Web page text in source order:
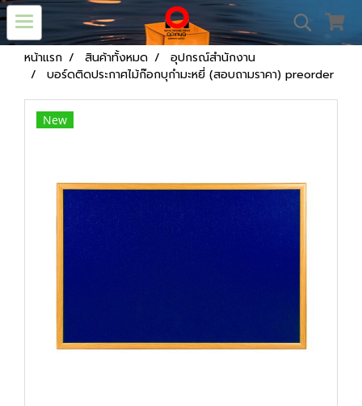
หน้าแรก สินค้าทั้งหมด
อุปกรณ์สำนักงาน
บอร์ดติดประกาศไม้ก๊อกบุกำมะหยี่ (สอบถามราคา) preorder
New